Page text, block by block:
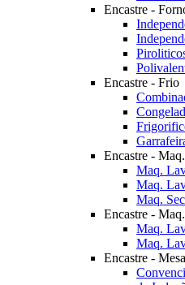
Encastre -
Encastre - Frio
Encastre -
Maq.
Maq.
Maq.
Encastre -
Maq.
Maq.
Encastre -